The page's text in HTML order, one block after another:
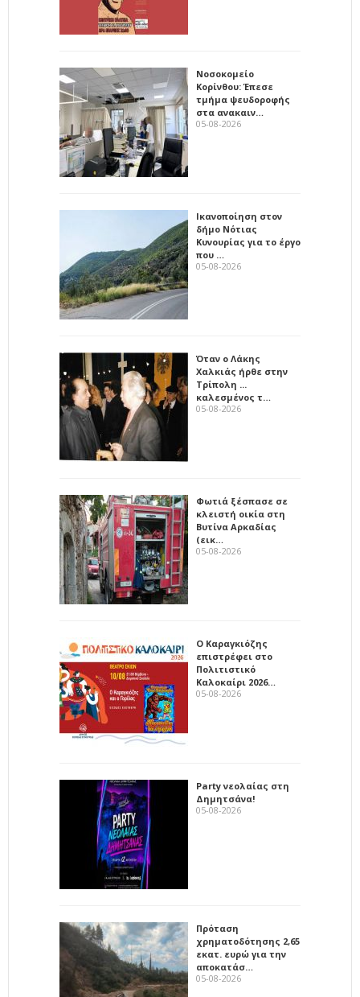
Νοσοκομείο
Κορίνθου: Έπεσε
τμήμα ψευδοροφής
στα ανακαιν…
05-08-2026
Ικανοποίηση στον
δήμο Νότιας
Κυνουρίας για το έργο
που …
05-08-2026
Όταν ο Λάκης
Χαλκιάς ήρθε στην
Τρίπολη ...
καλεσμένος τ…
05-08-2026
Φωτιά ξέσπασε σε
κλειστή οικία στη
Βυτίνα Αρκαδίας
(εικ…
05-08-2026
Ο Καραγκιόζης
επιστρέφει στο
Πολιτιστικό
Καλοκαίρι 2026…
05-08-2026
Party νεολαίας στη
Δημητσάνα!
05-08-2026
Πρόταση
χρηματοδότησης 2,65
εκατ. ευρώ για την
αποκατάσ…
05-08-2026